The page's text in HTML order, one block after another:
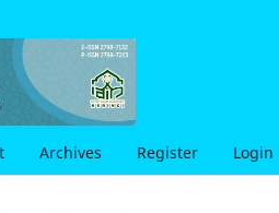
Archives Register Login